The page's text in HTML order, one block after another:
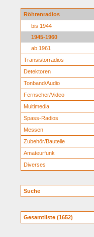
Röhrenradios
bis 1944
1945-1960
ab 1961
Transistorradios
Detektoren
Tonband/Audio
Fernseher/Video
Multimedia
Spass-Radios
Messen
Zubehör/Bauteile
Amateurfunk
Diverses
Suche
Gesamtliste (1652)